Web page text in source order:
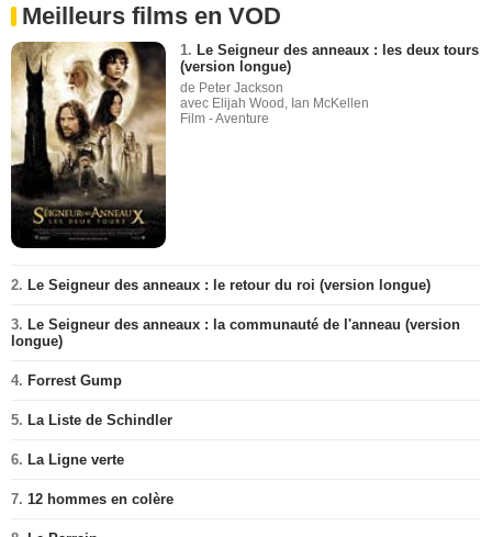
Meilleurs films en VOD
1. Le Seigneur des anneaux : les deux tours
(version longue)
de Peter Jackson
avec Elijah Wood, Ian McKellen
Film - Aventure
2. Le Seigneur des anneaux : le retour du roi (version longue)
3. Le Seigneur des anneaux : la communauté de l'anneau (version
longue)
4. Forrest Gump
5. La Liste de Schindler
6. La Ligne verte
7. 12 hommes en colère